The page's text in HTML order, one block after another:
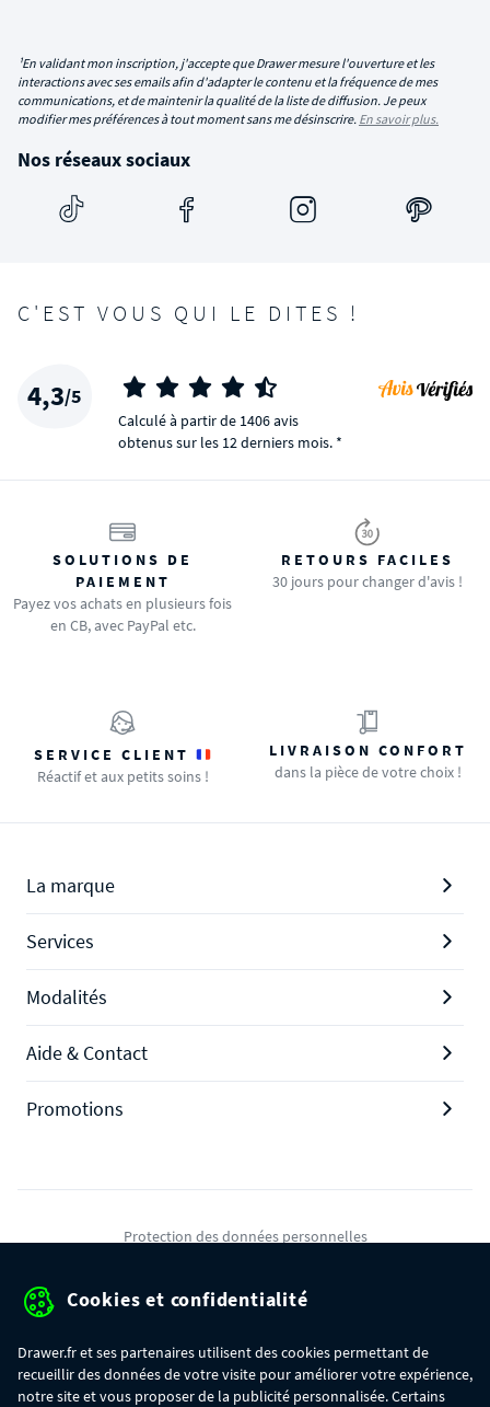
¹En validant mon inscription, j'accepte que Drawer mesure l'ouverture et les
interactions avec ses emails afin d'adapter le contenu et la fréquence de mes
communications, et de maintenir la qualité de la liste de diffusion. Je peux
modifier mes préférences à tout moment sans me désinscrire. En savoir plus.
Nos réseaux sociaux
C'EST VOUS QUI LE DITES !
4,3/5
Calculé à partir de 1406 avis
obtenus sur les 12 derniers mois. *
SOLUTIONS DE
PAIEMENT
Payez vos achats en plusieurs fois
en CB, avec PayPal etc.
RETOURS FACILES
30 jours pour changer d'avis !
SERVICE CLIENT
Réactif et aux petits soins !
LIVRAISON CONFORT
dans la pièce de votre choix !
La marque
Services
Modalités
Aide & Contact
Promotions
Protection des données personnelles
Gérer mes cookies
Cookies et confidentialité
Drawer.fr et ses partenaires utilisent des cookies permettant de
recueillir des données de votre visite pour améliorer votre expérience,
notre site et vous proposer de la publicité personnalisée. Certains